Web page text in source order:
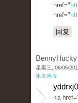
href="
href="
回复
星期三, 06/05/
永久连接
<a